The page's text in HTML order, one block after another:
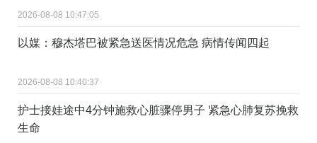
2026-08-08 10:47:05
以媒：穆杰塔巴被紧急送医情况危急 病情传闻四起
2026-08-08 10:40:37
护士接娃途中4分钟施救心脏骤停男子 紧急心肺复苏挽救
生命